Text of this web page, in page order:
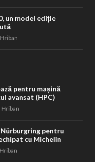
un model ediție
pentru mașină
avansat (HPC)
pentru
cu Michelin